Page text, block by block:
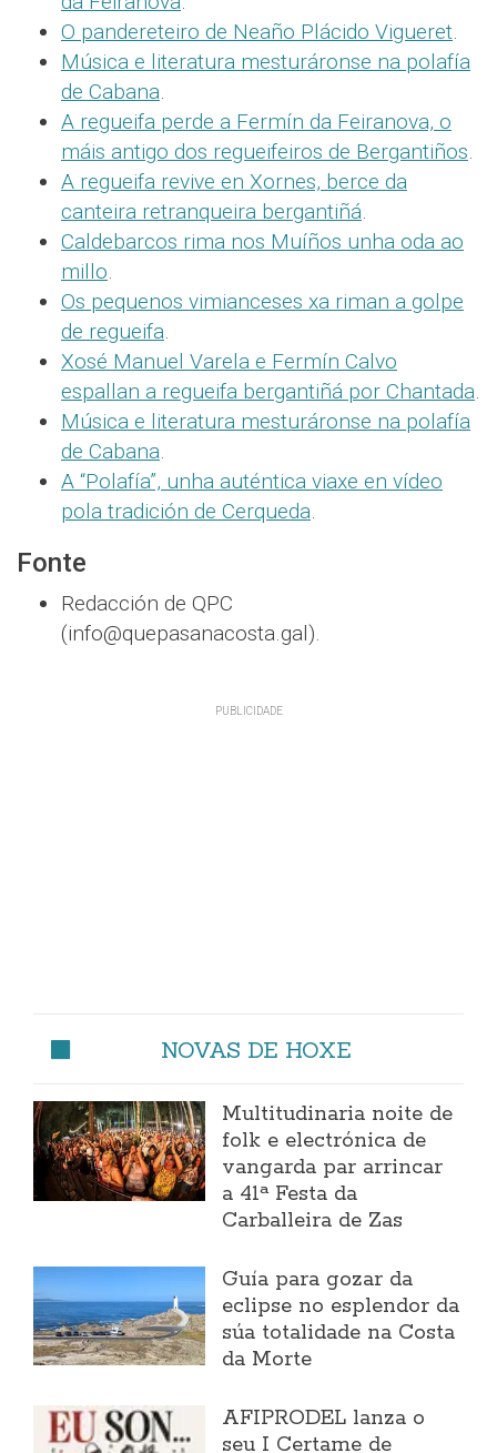
O pandereteiro de Neaño Plácido Vigueret.
Música e literatura mesturáronse na polafía
de Cabana.
A regueifa perde a Fermín da Feiranova, o
máis antigo dos regueifeiros de Bergantiños.
A regueifa revive en Xornes, berce da
canteira retranqueira bergantiñá.
Caldebarcos rima nos Muíños unha oda ao
millo.
Os pequenos vimianceses xa riman a golpe
de regueifa.
Xosé Manuel Varela e Fermín Calvo
espallan a regueifa bergantiñá por Chantada.
Música e literatura mesturáronse na polafía
de Cabana.
A “Polafía”, unha auténtica viaxe en vídeo
pola tradición de Cerqueda.
Fonte
Redacción de QPC
(info@quepasanacosta.gal).
NOVAS DE HOXE
Multitudinaria noite de
folk e electrónica de
vangarda par arrincar
a 41ª Festa da
Carballeira de Zas
Guía para gozar da
eclipse no esplendor da
súa totalidade na Costa
da Morte
AFIPRODEL lanza o
seu I Certame de